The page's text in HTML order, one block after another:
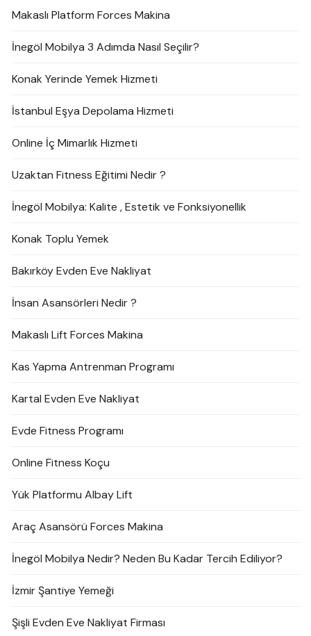
Makaslı Platform Forces Makina
İnegöl Mobilya 3 Adımda Nasıl Seçilir?
Konak Yerinde Yemek Hizmeti
İstanbul Eşya Depolama Hizmeti
Online İç Mimarlık Hizmeti
Uzaktan Fitness Eğitimi Nedir ?
İnegöl Mobilya: Kalite , Estetik ve Fonksiyonellik
Konak Toplu Yemek
Bakırköy Evden Eve Nakliyat
İnsan Asansörleri Nedir ?
Makaslı Lift Forces Makina
Kas Yapma Antrenman Programı
Kartal Evden Eve Nakliyat
Evde Fitness Programı
Online Fitness Koçu
Yük Platformu Albay Lift
Araç Asansörü Forces Makina
İnegöl Mobilya Nedir? Neden Bu Kadar Tercih Ediliyor?
İzmir Şantiye Yemeği
Şişli Evden Eve Nakliyat Firması